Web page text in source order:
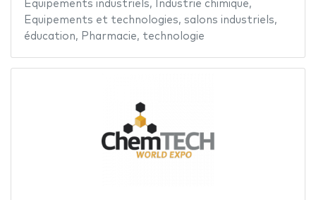
Equipements industriels, Industrie chimique,
Equipements et technologies, salons industriels,
éducation, Pharmacie, technologie